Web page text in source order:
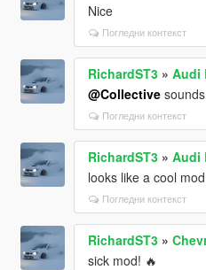
Nice
Погледни контекст
RichardST3» Audi
@Collectivesounds
Погледни контекст
RichardST3» Audi
looks like a cool
Погледни контекст
RichardST3»
sick mod! 🔥